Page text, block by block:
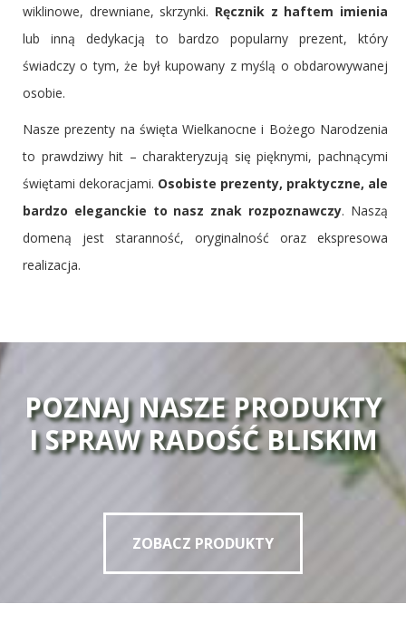
wiklinowe, drewniane, skrzynki. Ręcznik z haftem imienia
lub inną dedykacją to bardzo popularny prezent, który
świadczy o tym, że był kupowany z myślą o obdarowywanej
osobie.
Nasze prezenty na święta Wielkanocne i Bożego Narodzenia
to prawdziwy hit – charakteryzują się pięknymi, pachnącymi
świętami dekoracjami. Osobiste prezenty, praktyczne, ale
bardzo eleganckie to nasz znak rozpoznawczy. Naszą
domeną jest staranność, oryginalność oraz ekspresowa
realizacja.
POZNAJ NASZE PRODUKTY
I SPRAW RADOŚĆ BLISKIM
ZOBACZ PRODUKTY